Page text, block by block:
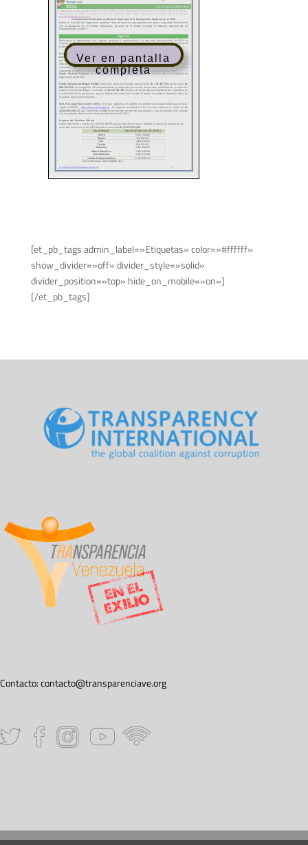
Ver en pantalla
completa
[et_pb_tags admin_label=»Etiquetas» color=»#ffffff»
show_divider=»off» divider_style=»solid»
divider_position=»top» hide_on_mobile=»on»]
[/et_pb_tags]
Contacto:contacto@transparenciave.org